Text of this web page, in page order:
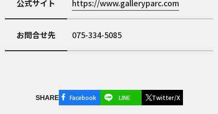
公式サイト https://www.galleryparc.com
お問合せ先 075-334-5085
SHARE Facebook LINE Twitter/X